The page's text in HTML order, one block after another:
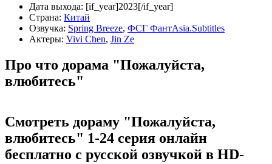
Дата выхода: [if_year]2023[/if_year]
Страна: Китай
Озвучка: Spring Breeze, ФСГ ФантAsia.Subtitles
Актеры: Vivi Chen, Jin Ze
Про что дорама "Пожалуйста,
влюбитесь"
Смотреть дораму "Пожалуйста,
влюбитесь" 1-24 серия онлайн
бесплатно с русской озвучкой в HD-